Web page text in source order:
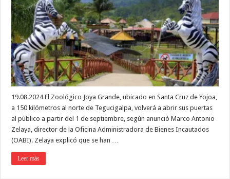
19.08.2024 El Zoológico Joya Grande, ubicado en Santa Cruz de Yojoa,
a 150 kilómetros al norte de Tegucigalpa, volverá a abrir sus puertas
al público a partir del 1 de septiembre, según anunció Marco Antonio
Zelaya, director de la Oficina Administradora de Bienes Incautados
(OABI). Zelaya explicó que se han …
Leer más